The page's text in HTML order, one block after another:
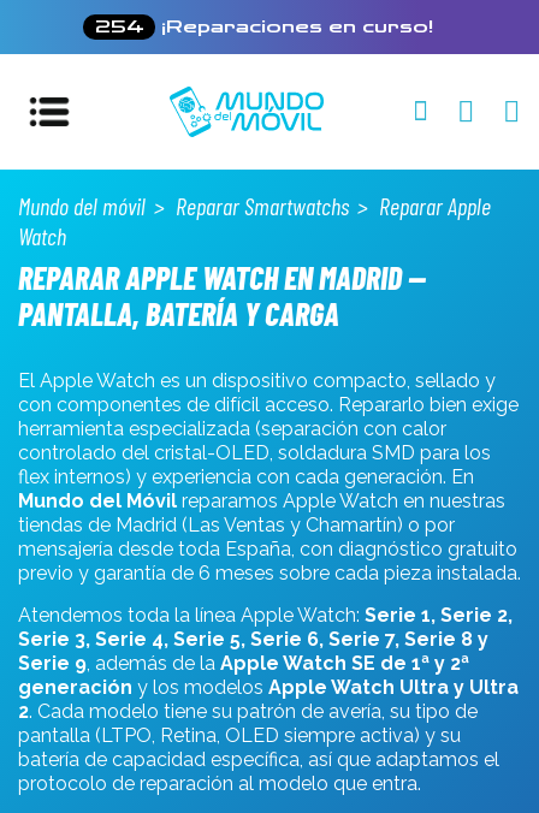
254 ¡Reparaciones en curso!
Mundo del móvil Reparar Smartwatchs
Reparar Apple
Watch
REPARAR APPLE WATCH EN MADRID —
PANTALLA, BATERÍA Y CARGA
El Apple Watch es un dispositivo compacto, sellado y
con componentes de difícil acceso. Repararlo bien exige
herramienta especializada (separación con calor
controlado del cristal-OLED, soldadura SMD para los
flex internos) y experiencia con cada generación. En
Mundo del Móvil reparamos Apple Watch en nuestras
tiendas de Madrid (Las Ventas y Chamartín) o por
mensajería desde toda España, con diagnóstico gratuito
previo y garantía de 6 meses sobre cada pieza instalada.
Atendemos toda la línea Apple Watch: Serie 1, Serie 2,
Serie 3, Serie 4, Serie 5, Serie 6, Serie 7, Serie 8 y
Serie 9, además de la Apple Watch SE de 1ª y 2ª
generación y los modelos Apple Watch Ultra y Ultra
2. Cada modelo tiene su patrón de avería, su tipo de
pantalla (LTPO, Retina, OLED siempre activa) y su
batería de capacidad específica, así que adaptamos el
protocolo de reparación al modelo que entra.